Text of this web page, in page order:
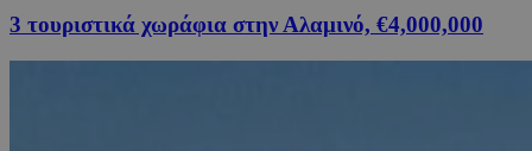
3 τουριστικά χωράφια στην Αλαμινό, €4,000,000